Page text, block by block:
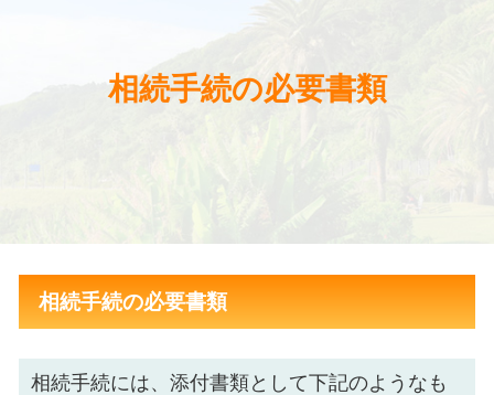
相続手続の必要書類
相続手続の必要書類
相続手続には、添付書類として下記のようなも